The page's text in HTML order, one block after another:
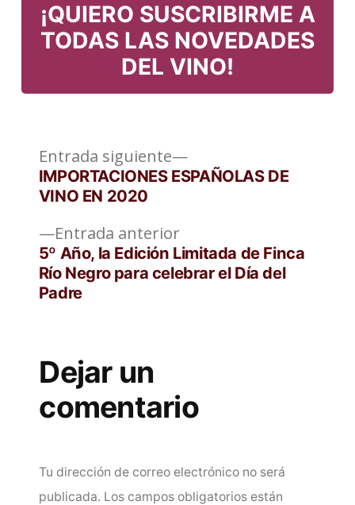
¡QUIERO SUSCRIBIRME A
TODAS LAS NOVEDADES
DEL VINO!
Navegación
de
entradas
Entrada anteriorEntrada
anterior:
5º Año, la Edición Limitada de Finca
Río Negro para celebrar el Día del
Padre
Entrada siguiente
Entrada
siguiente:
IMPORTACIONES ESPAÑOLAS DE
VINO EN 2020
Dejar un
comentario
Tu dirección de correo electrónico no será
publicada. Los campos obligatorios están